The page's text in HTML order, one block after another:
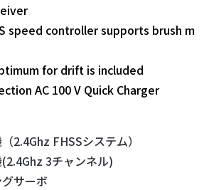
speed controller supports brush m
for drift is included
AC 100 V Quick Charger
2.4Ghz FHSSシステム）
3チャンネル)
サーボ